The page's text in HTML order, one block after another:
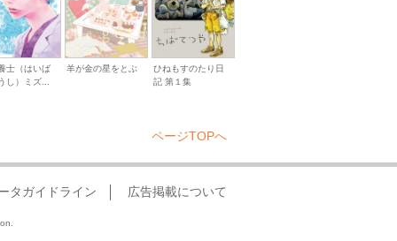
士（はいば
し）ミズ...
羊が金の星をとぶ
ひねもすのたり日
記 第１集
ページTOPへ
タガイドライン 広告掲載について